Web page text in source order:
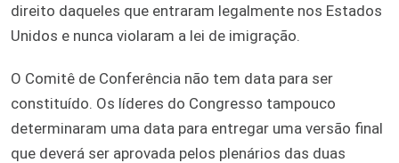
direito daqueles que entraram legalmente nos Estados
Unidos e nunca violaram a lei de imigração.
O Comitê de Conferência não tem data para ser
constituído. Os líderes do Congresso tampouco
determinaram uma data para entregar uma versão final
que deverá ser aprovada pelos plenários das duas